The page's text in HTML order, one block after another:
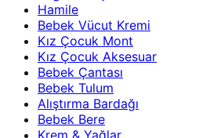
Hamile
Bebek Vücut Kremi
Kız Çocuk Mont
Kız Çocuk Aksesuar
Bebek Çantası
Bebek Tulum
Alıştırma Bardağı
Bebek Bere
Krem & Yağlar